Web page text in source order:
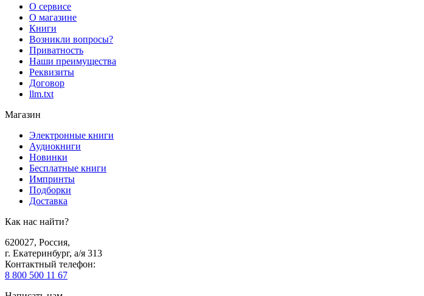
О сервисе
О магазине
Книги
Возникли вопросы?
Приватность
Наши преимущества
Реквизиты
Договор
llm.txt
Магазин
Электронные книги
Аудиокниги
Новинки
Бесплатные книги
Импринты
Подборки
Доставка
Как нас найти?
620027, Россия,
г. Екатеринбург, а/я 313
Контактный телефон:
8 800 500 11 67